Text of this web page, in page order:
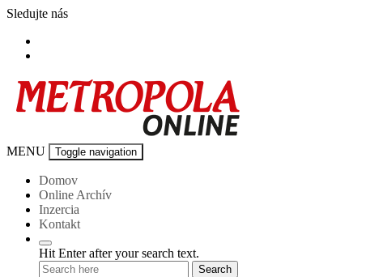
Skip
content
Sledujte nás
Metropola-
MENU Toggle navigation
Domov
Online Archív
Inzercia
Kontakt
Hit Enter after your search text.